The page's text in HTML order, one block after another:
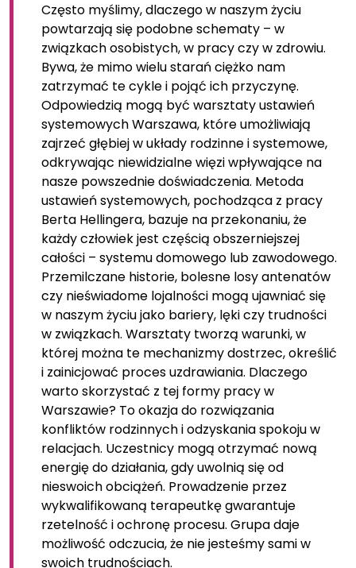
Często myślimy, dlaczego w naszym życiu
powtarzają się podobne schematy – w
związkach osobistych, w pracy czy w zdrowiu.
Bywa, że mimo wielu starań ciężko nam
zatrzymać te cykle i pojąć ich przyczynę.
Odpowiedzią mogą być warsztaty ustawień
systemowych Warszawa, które umożliwiają
zajrzeć głębiej w układy rodzinne i systemowe,
odkrywając niewidzialne więzi wpływające na
nasze powszednie doświadczenia. Metoda
ustawień systemowych, pochodząca z pracy
Berta Hellingera, bazuje na przekonaniu, że
każdy człowiek jest częścią obszerniejszej
całości – systemu domowego lub zawodowego.
Przemilczane historie, bolesne losy antenatów
czy nieświadome lojalności mogą ujawniać się
w naszym życiu jako bariery, lęki czy trudności
w związkach. Warsztaty tworzą warunki, w
której można te mechanizmy dostrzec, określić
i zainicjować proces uzdrawiania. Dlaczego
warto skorzystać z tej formy pracy w
Warszawie? To okazja do rozwiązania
konfliktów rodzinnych i odzyskania spokoju w
relacjach. Uczestnicy mogą otrzymać nową
energię do działania, gdy uwolnią się od
nieswoich obciążeń. Prowadzenie przez
wykwalifikowaną terapeutkę gwarantuje
rzetelność i ochronę procesu. Grupa daje
możliwość odczucia, że nie jesteśmy sami w
swoich trudnościach.